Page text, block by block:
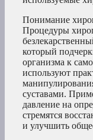
Понимание
Процедуры
который
организма к
используют
суставами.
давление на
стремятся
и улучшить